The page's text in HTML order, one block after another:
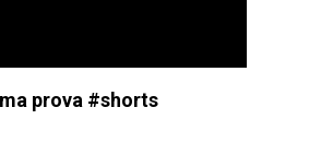
prova #shorts